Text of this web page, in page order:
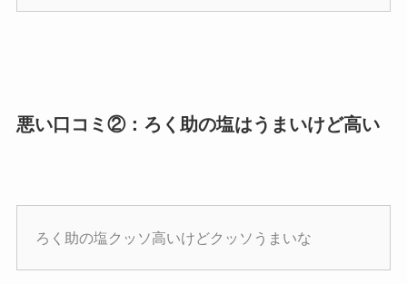
悪い口コミ②：ろく助の塩はうまいけど高い
ろく助の塩クッソ高いけどクッソうまいな